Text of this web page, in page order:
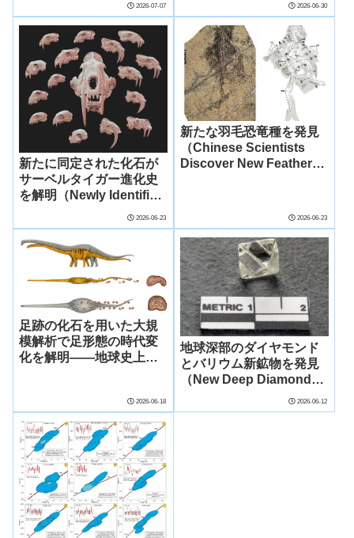
2026-07-07
Resource Limitation
Through Soil
Geochemistry and
Microbial Traits）
2026-06-30
新たに同定された化石が
サーベルタイガー進化史
を解明（Newly Identified
Evolutionary History of
Saber-Toothed Cats）
2026-06-23
新たな羽毛恐竜種を発見
（Chinese Scientists
Discover New Feathered
2026-06-23
足跡の化石を用いた大規
模解析で足形態の時代変
化を解明――地球史上最
2026-06-18
地球深部のダイヤモンド
とバリウム新鉱物を発見
（New Deep Diamond
and Barium Minerals
Named After UBC
2026-06-12